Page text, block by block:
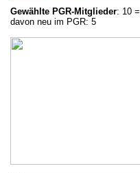
Gewählte PGR-Mitglieder: 10
davon neu im PGR: 5